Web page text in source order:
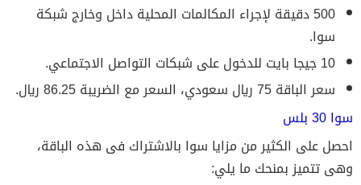
500 دقيقة لإجراء المكالمات المحلية داخل وخارج شبكة
سوا.
10 جيجا بايت للدخول على شبكات التواصل الاجتماعي.
سعر الباقة 75 ريال سعودي، السعر مع الضريبة 86.25 ريال.
سوا 30 بلس
احصل على الكثير من مزايا سوا بالاشتراك فى هذه الباقة،
وهى تتميز بمنحك ما يلي: